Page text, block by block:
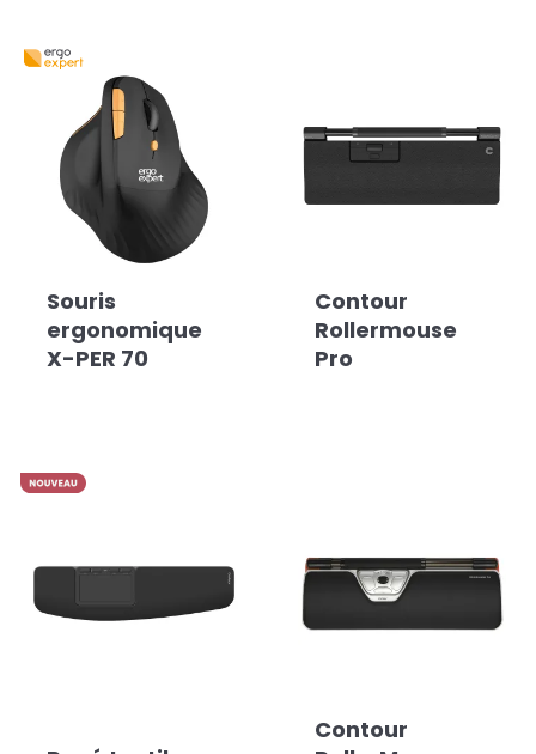
Souris
ergonomique
X-PER 70
Contour
Rollermouse
Pro
Contour